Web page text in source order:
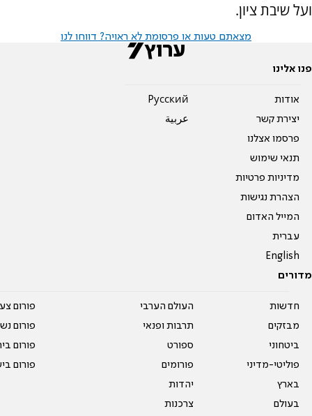
ועל שיבת ציון.
מצאתם טעות או פרסומת לא ראויה? דווחו לנו
פנו אלינו
אודות
יצירת קשר
פרסמו אצלנו
תנאי שימוש
מדיניות פרטיות
הצהרת נגישות
המייל האדום
עברית
English
Pусский
عربية
מדורים
חדשות
מבזקים
ביטחוני
פוליטי-מדיני
בארץ
בעולם
העולם הערבי
תרבות ופנאי
ספורט
פורומים
יהדות
צרכנות
פורום
פורום
פורום
פורום